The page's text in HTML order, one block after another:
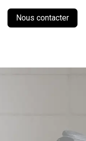
Nous contacter